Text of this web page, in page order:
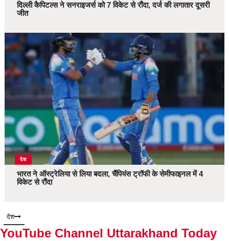
दिल्ली कैपिटल्स ने सनराइजर्स को 7 विकेट से रौंदा, दर्ज की लगातार दूसरी
जीत
देश
भारत ने ऑस्ट्रेलिया से लिया बदला, चैंपियंस ट्रॉफी के सेमीफाइनल में 4
विकेट से रौंदा
देश
YouTube Channel Uttarakhand Today